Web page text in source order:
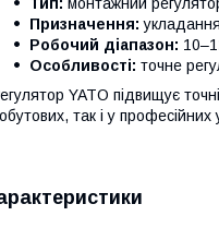
Тип: монтажний
Призначення:
Робочий діапазон:
Особливості: точне
YATO підвищує
так і у професійних